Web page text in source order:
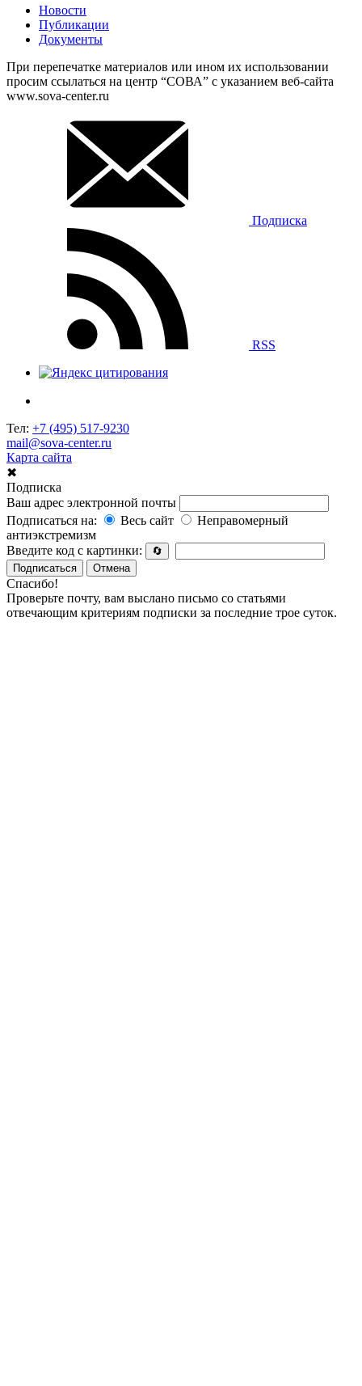
Новости
Публикации
Документы
При перепечатке материалов или ином их использовании
просим ссылаться на центр “СОВА” с указанием веб-сайта
www.sova-center.ru
Подписка
RSS
Тел: +7 (495) 517-9230
mail@sova-center.ru
Карта сайта
✖
Подписка
Ваш адрес электронной почты
Подписаться на:
Весь сайт
Неправомерный
антиэкстремизм
Введите код с картинки:
🔄
Подписаться
Отмена
Спасибо!
Проверьте почту, вам выслано письмо со статьями
отвечающим критериям подписки за последние трое суток.